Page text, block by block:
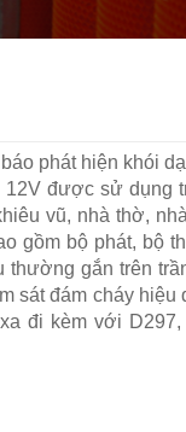
phát hiện khói
12V được sử dụng
vũ, nhà thờ,
gồm bộ phát, bộ
thường gắn trên
sát đám cháy
đi kèm với D297,